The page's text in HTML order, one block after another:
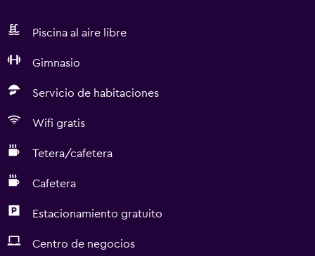
Piscina al aire libre
Gimnasio
Servicio de habitaciones
Wifi gratis
Tetera/cafetera
Cafetera
Estacionamiento gratuito
Centro de negocios